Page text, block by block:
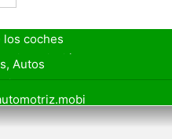
los coches
Financiación
Autos